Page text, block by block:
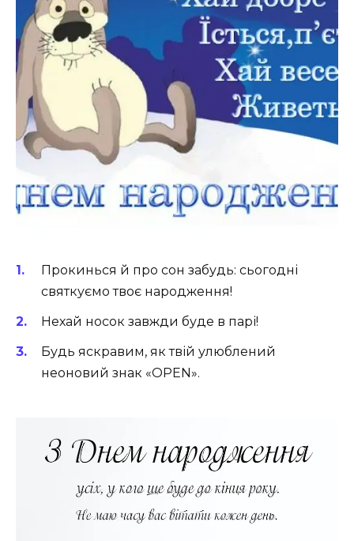
Прокинься й про сон забудь: сьогодні
святкуємо твоє народження!
Нехай носок завжди буде в парі!
Будь яскравим, як твій улюблений
неоновий знак «OPEN».